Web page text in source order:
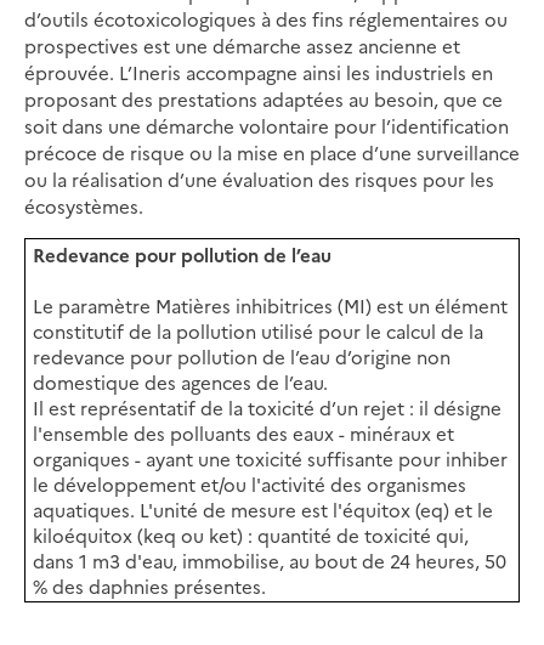
d’outils écotoxicologiques à des fins réglementaires ou
prospectives est une démarche assez ancienne et
éprouvée. L’Ineris accompagne ainsi les industriels en
proposant des prestations adaptées au besoin, que ce
soit dans une démarche volontaire pour l’identification
précoce de risque ou la mise en place d’une surveillance
ou la réalisation d’une évaluation des risques pour les
écosystèmes.
Redevance pour pollution de l’eau
Le paramètre Matières inhibitrices (MI) est un élément
constitutif de la pollution utilisé pour le calcul de la
redevance pour pollution de l’eau d’origine non
domestique des agences de l’eau.
Il est représentatif de la toxicité d’un rejet : il désigne
l'ensemble des polluants des eaux - minéraux et
organiques - ayant une toxicité suffisante pour inhiber
le développement et/ou l'activité des organismes
aquatiques. L'unité de mesure est l'équitox (eq) et le
kiloéquitox (keq ou ket) : quantité de toxicité qui,
dans 1 m3 d'eau, immobilise, au bout de 24 heures, 50
% des daphnies présentes.